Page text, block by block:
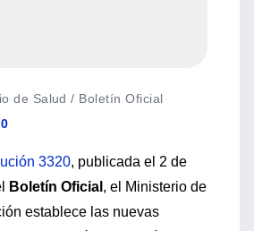
de Salud / Boletín Oficial
3320, publicada el 2 de
Boletín Oficial , el Ministerio de
establece las nuevas